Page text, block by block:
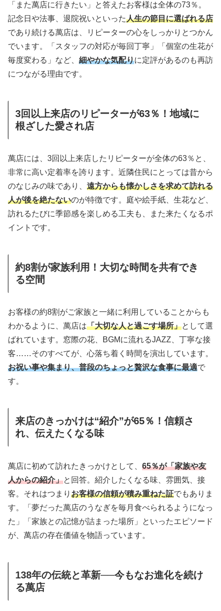
「また萬店に行きたい」と答えたお客様は全体の73％。
記念日や法事、退院祝いといった人生の節目に選ばれる店
であり続ける萬店は、リピーターの心をしっかりとつかん
でいます。「スタッフの対応が毎回丁寧」「個室の生花が
毎度変わる」など、 細やかな気配りに定評があるのも再訪
につながる理由です。
3回以上来店のリピーターが63％！地域に
根ざした愛され店
萬店には、3回以上来店したリピーターが全体の63％と、
非常に高い定着率を誇ります。近隣住民にとっては昔から
のなじみの味であり、 遠方からも懐かしさを求めて訪れる
人が後を絶たないのが特徴です。庭や絵手紙、生花など、
訪れるたびに季節感を楽しめる工夫も、また来たくなるポ
イントです。
約8割が家族利用！大切な時間を共有でき
る空間
お客様の約8割がご家族と一緒に利用していることからも
わかるように、萬店は「大切な人と過ごす場所」として選
ばれています。窓際の花、BGMに流れるJAZZ、丁寧な接
客……そのすべてが、心落ち着く時間を演出しています。
お祝い事や集まり、普段のちょっと贅沢な食事に最適で
す。
来店のきっかけは“紹介”が65％！信頼さ
れ、伝えたくなる味
萬店に初めて訪れたきっかけとして、 65％が「家族や友
人からの紹介」と回答。紹介したくなる味、雰囲気、接
客。それはつまり お客様の信頼が積み重ねた証でもありま
す。「夢だった萬店のうなぎを毎月食べられるようになっ
た」「家族との記憶が詰まった場所」といったエピソード
が、萬店の存在価値を物語っています。
138年の伝統と革新──今もなお進化を続け
る萬店